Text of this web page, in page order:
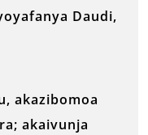
Daudi,
akazibomoa
akaivunja